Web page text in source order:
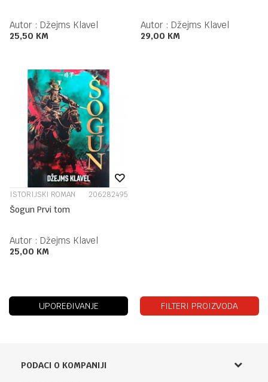
Autor : Džejms Klavel
25,50 KM
Autor : Džejms Klavel
29,00 KM
ISTORIJSKI ROMAN 206282495
Šogun Prvi tom
Autor : Džejms Klavel
25,00 KM
UPOREĐIVANJE FILTERI PROIZVODA
PODACI O KOMPANIJI